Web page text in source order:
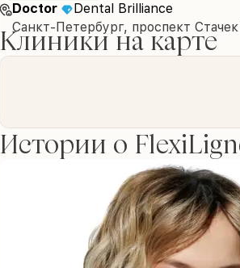
Doctor
Dental Brilliance
Санкт-Петербург, проспект
Клиники на карте
Истории о